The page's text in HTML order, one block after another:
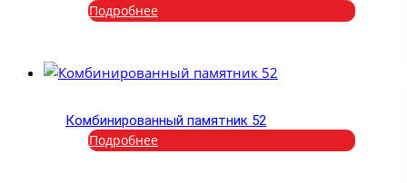
Подробнее
Комбинированный памятник 52
Подробнее